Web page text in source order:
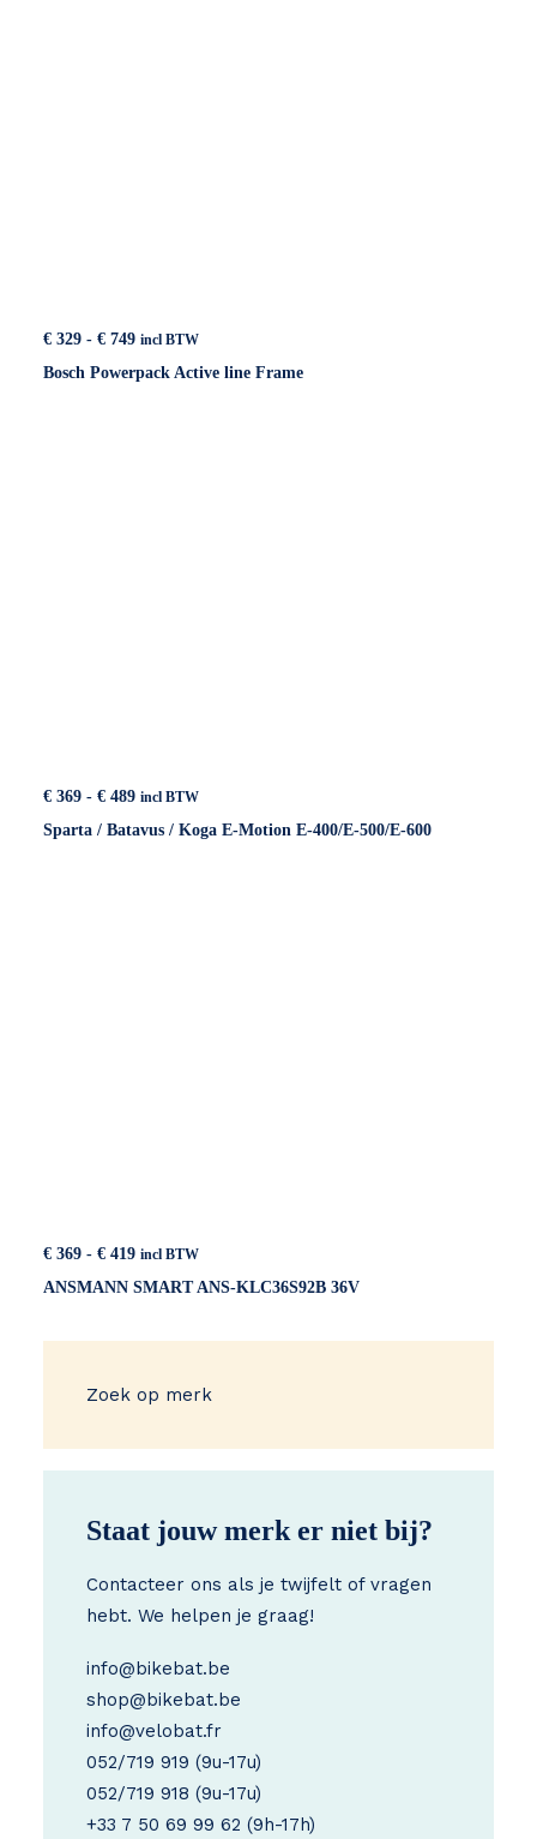
€ 329 - € 749Prijsklasse:
tot
incl BTW
Bosch Powerpack Active line Frame
€ 369 - € 489Prijsklasse:
tot
incl BTW
Sparta / Batavus / Koga E-Motion E-400/E-500/E-600
€ 369 - € 419Prijsklasse:
tot
incl BTW
ANSMANN SMART ANS-KLC36S92B 36V
Zoek op merk
Staat jouw merk er niet bij?
Contacteer ons als je twijfelt of vragen
hebt. We helpen je graag!
info@bikebat.be
shop@bikebat.be
info@velobat.fr
052/719 919 (9u-17u)
052/719 918 (9u-17u)
+33 7 50 69 99 62 (9h-17h)